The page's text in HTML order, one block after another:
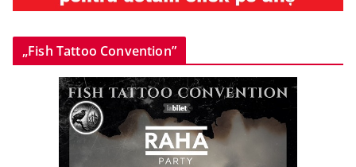
„Fish Tattoo Convention”